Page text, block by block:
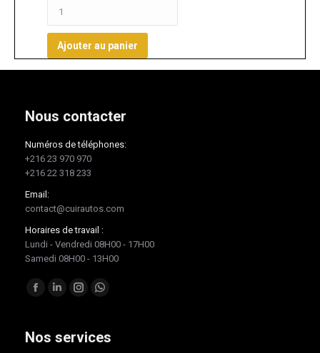
Ajouter au panier
Nous contacter
Numéros de téléphones:
+216 23 970 970
+216 22 318 233
Email:
contact@cuirautos.com
Horaires de travail :
Lundi - Vendredi 08H00 - 17H00
Samedi 08H00 - 13H00
Trouvez nous sur :
Facebook
opens
LinkedIn
opens
Instagram
opens
Whatsapp
opens
Nos services